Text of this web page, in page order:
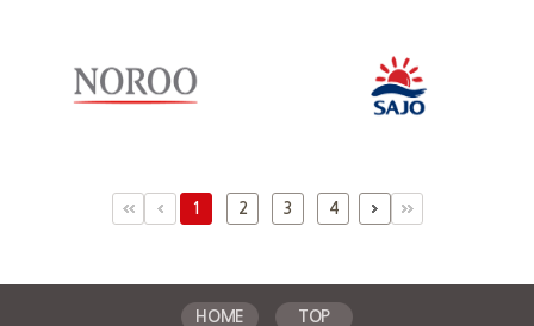
1 2 3 4
HOME TOP